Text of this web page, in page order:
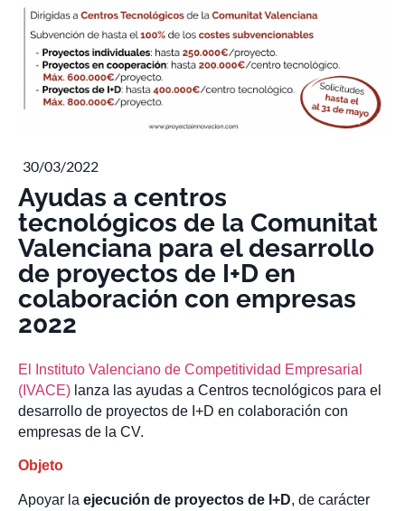
30/03/2022
Ayudas a centros
tecnológicos de la Comunitat
Valenciana para el desarrollo
de proyectos de I+D en
colaboración con empresas
2022
El Instituto Valenciano de Competitividad Empresarial
(IVACE) lanza las ayudas a Centros tecnológicos para el
desarrollo de proyectos de I+D en colaboración con
empresas de la CV.
Objeto
Apoyar la ejecución de proyectos de I+D, de carácter